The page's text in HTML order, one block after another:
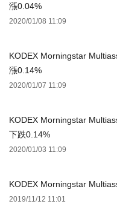
漲0.04%
2020/01/08 11:09
KODEX Morningstar
漲0.14%
2020/01/07 11:09
KODEX Morningstar
下跌0.14%
2020/01/03 11:09
KODEX Morningstar
2019/11/12 11:01